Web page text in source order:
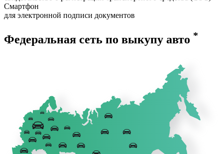
Смартфон
для электронной подписи документов
Федеральная сеть по выкупу авто *